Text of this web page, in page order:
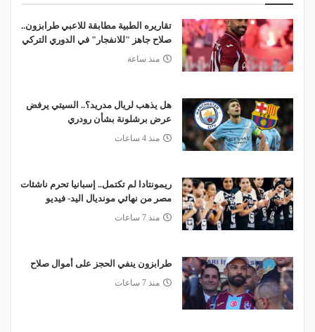
تقاريره الطبية مطابقة للاعبي طرابزون..
صلاح جاهز "للانفجار" في الدوري التركي
منذ ساعة
هل يذهب لريال مدريد؟.. السيتي يرفض
عرض برشلونة بشأن رودري
منذ 4 ساعات
ريمونتادا لم تكتمل.. إسبانيا تحرم ناشئات
مصر من نهائي مونديال اليد- فيديو
منذ 7 ساعات
طرابزون ينفي الحجز على أموال صلاح
منذ 7 ساعات